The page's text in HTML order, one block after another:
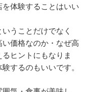
を体験することはいい
うことだけでなく
価格なのか・なぜ高
ヒントにもなりま
するのもいいです。